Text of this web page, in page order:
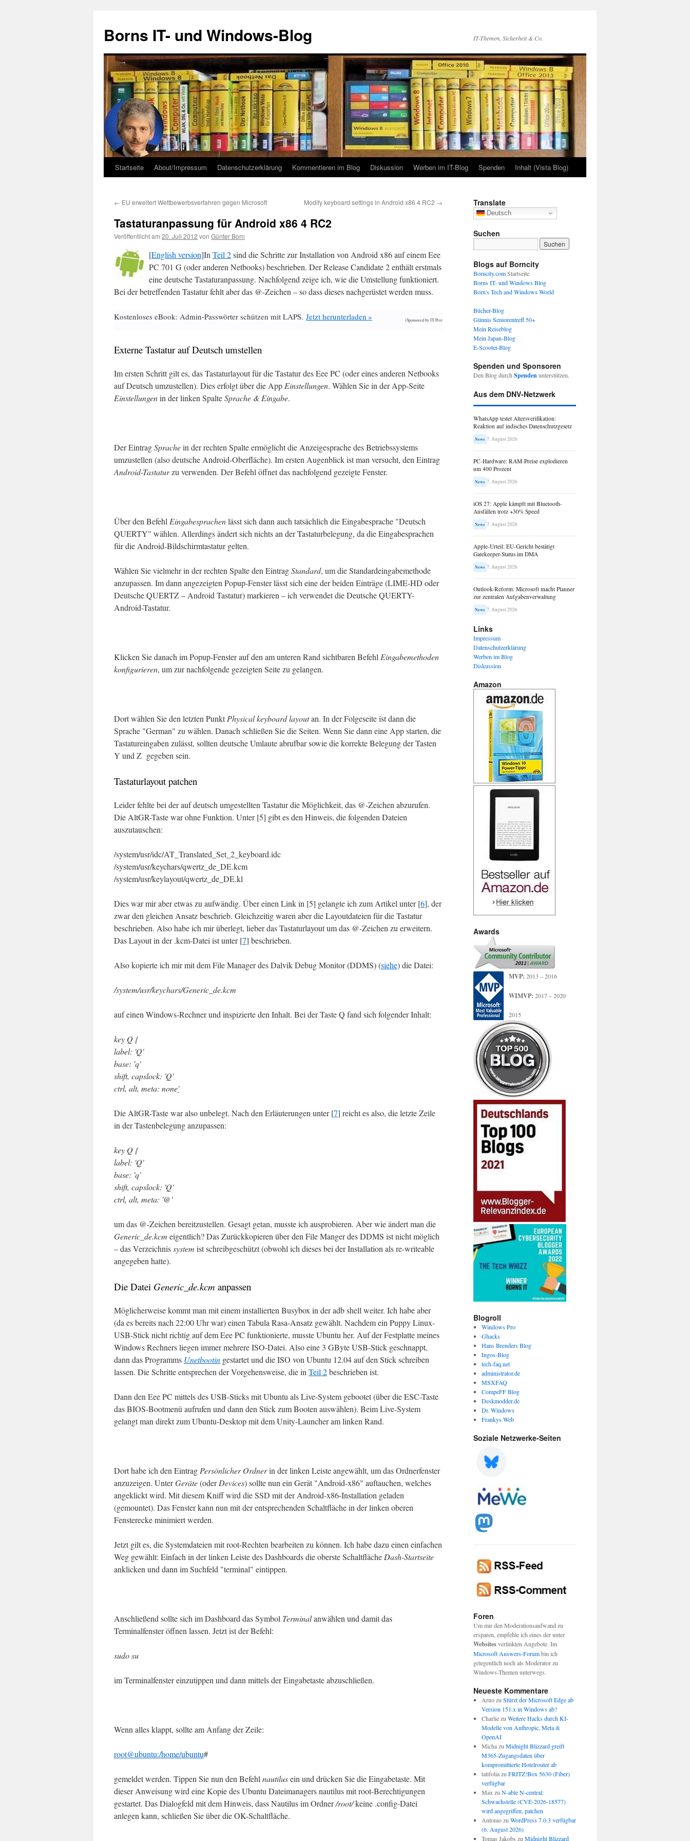
springen
Borns IT- und Windows-Blog IT-Themen, Sicherheit & Co.
Startseite About/Impressum Datenschutzerklärung Kommentieren im Blog Diskussion Werben im IT-Blog Spenden Inhalt (Vista Blog)
← EU erweitert Wettbewerbsverfahren gegen Microsoft Modify keyboard settings in Android x86 4 RC2 →
Tastaturanpassung für Android x86 4 RC2
Veröffentlicht am 20. Juli 2012 von Günter Born
[English version]In Teil 2sind die Schritte zur Installation von Android x86 auf einem Eee
PC 701 G (oder anderen Netbooks) beschrieben. Der Release Candidate 2 enthält erstmals
eine deutsche Tastaturanpassung. Nachfolgend zeige ich, wie die Umstellung funktioniert.
Bei der betreffenden Tastatur fehlt aber das @-Zeichen – so dass dieses nachgerüstet werden muss.
Kostenloses eBook: Admin-Passwörter schützen mit LAPS. Jetzt herunterladen » (Sponsored by IT Pro)
Externe Tastatur auf Deutsch umstellen
Im ersten Schritt gilt es, das Tastaturlayout für die Tastatur des Eee PC (oder eines anderen Netbooks
auf Deutsch umzustellen). Dies erfolgt über die App Einstellungen. Wählen Sie in der App-Seite
Einstellungenin der linken SpalteSprache & Eingabe.
Der EintragSprachein der rechten Spalte ermöglicht die Anzeigesprache des Betriebssystems
umzustellen (also deutsche Android-Oberfläche). Im ersten Augenblick ist man versucht, den Eintrag
Android-Tastaturzu verwenden. Der Befehl öffnet das nachfolgend gezeigte Fenster.
Über den Befehl Eingabesprachenlässt sich dann auch tatsächlich die Eingabesprache "Deutsch
QUERTY" wählen. Allerdings ändert sich nichts an der Tastaturbelegung, da die Eingabesprachen
für die Android-Bildschirmtastatur gelten.
Wählen Sie vielmehr in der rechten Spalte den EintragStandard, um die Standardeingabemethode
anzupassen. Im dann angezeigten Popup-Fenster lässt sich eine der beiden Einträge (LIME-HD oder
Deutsche QUERTZ – Android Tastatur) markieren – ich verwendet die Deutsche QUERTY-
Android-Tastatur.
Klicken Sie danach im Popup-Fenster auf den am unteren Rand sichtbaren Befehl Eingabemethoden
konfigurieren, um zur nachfolgende gezeigten Seite zu gelangen.
Dort wählen Sie den letzten PunktPhysical keyboard layoutan. In der Folgeseite ist dann die
Sprache "German" zu wählen. Danach schließen Sie die Seiten. Wenn Sie dann eine App starten, die
Tastatureingaben zulässt, sollten deutsche Umlaute abrufbar sowie die korrekte Belegung der Tasten
Y und Z gegeben sein.
Tastaturlayout patchen
Leider fehlte bei der auf deutsch umgestellten Tastatur die Möglichkeit, das @-Zeichen abzurufen.
Die AltGR-Taste war ohne Funktion. Unter [5] gibt es den Hinweis, die folgenden Dateien
auszutauschen:
/system/usr/idc/AT_Translated_Set_2_keyboard.idc
/system/usr/keychars/qwertz_de_DE.kcm
/system/usr/keylayout/qwertz_de_DE.kl
Dies war mir aber etwas zu aufwändig. Über einen Link in [5] gelangte ich zum Artikel unter [6], der
zwar den gleichen Ansatz beschrieb. Gleichzeitig waren aber die Layoutdateien für die Tastatur
beschrieben. Also habe ich mir überlegt, lieber das Tastaturlayout um das @-Zeichen zu erweitern.
Das Layout in der .kcm-Datei ist unter [7] beschrieben.
Also kopierte ich mir mit dem File Manager des Dalvik Debug Monitor (DDMS) (siehe) die Datei:
/system/usr/keychars/Generic_de.kcm
auf einen Windows-Rechner und inspizierte den Inhalt. Bei der Taste Q fand sich folgender Inhalt:
key Q {
label: 'Q'
base: 'q'
shift, capslock: 'Q'
ctrl, alt, meta: none'
Die AltGR-Taste war also unbelegt. Nach den Erläuterungen unter [7] reicht es also, die letzte Zeile
in der Tastenbelegung anzupassen:
key Q {
label: 'Q'
base: 'q'
shift, capslock: 'Q'
ctrl, alt, meta: '@'
um das @-Zeichen bereitzustellen. Gesagt getan, musste ich ausprobieren. Aber wie ändert man die
Generic_de.kcm eigentlich? Das Zurückkopieren über den File Manger des DDMS ist nicht möglich
– das Verzeichnissystem ist schreibgeschützt (obwohl ich dieses bei der Installation als re-writeable
angegeben hatte).
Die Datei Generic_de.kcm anpassen
Möglicherweise kommt man mit einem installierten Busybox in der adb shell weiter. Ich habe aber
(da es bereits nach 22:00 Uhr war) einen Tabula Rasa-Ansatz gewählt. Nachdem ein Puppy Linux-
USB-Stick nicht richtig auf dem Eee PC funktionierte, musste Ubuntu her. Auf der Festplatte meines
Windows Rechners liegen immer mehrere ISO-Datei. Also eine 3 GByte USB-Stick geschnappt,
dann das Programms Unetbootin gestartet und die ISO von Ubuntu 12.04 auf den Stick schreiben
lassen. Die Schritte entsprechen der Vorgehensweise, die in Teil 2beschrieben ist.
Dann den Eee PC mittels des USB-Sticks mit Ubuntu als Live-System gebootet (über die ESC-Taste
das BIOS-Bootmenü aufrufen und dann den Stick zum Booten auswählen). Beim Live-System
gelangt man direkt zum Ubuntu-Desktop mit dem Unity-Launcher am linken Rand.
Dort habe ich den Eintrag Persönlicher Ordnerin der linken Leiste angewählt, um das Ordnerfenster
anzuzeigen. UnterGeräte(oderDevices) sollte nun ein Gerät "Android-x86" auftauchen, welches
angeklickt wird. Mit diesem Kniff wird die SSD mit der Android-x86-Installation geladen
(gemountet). Das Fenster kann nun mit der entsprechenden Schaltfläche in der linken oberen
Fensterecke minimiert werden.
Jetzt gilt es, die Systemdateien mit root-Rechten bearbeiten zu können. Ich habe dazu einen einfachen
Weg gewählt: Einfach in der linken Leiste des Dashboards die oberste Schaltfläche Dash-Startseite
anklicken und dann im Suchfeld "terminal" eintippen.
Anschließend sollte sich im Dashboard das Symbol Terminalanwählen und damit das
Terminalfenster öffnen lassen. Jetzt ist der Befehl:
sudo su
im Terminalfenster einzutippen und dann mittels der Eingabetaste abzuschließen.
Wenn alles klappt, sollte am Anfang der Zeile:
root@ubuntu:/home/ubuntu#
gemeldet werden. Tippen Sie nun den Befehl nautilusein und drücken Sie die Eingabetaste. Mit
dieser Anweisung wird eine Kopie des Ubuntu Dateimanagers nautilus mit root-Berechtigungen
gestartet. Das Dialogfeld mit dem Hinweis, dass Nautilus im Ordner/root/keine .config-Datei
anlegen kann, schließen Sie über die OK-Schaltfläche.
Translate
Deutsch
Suchen
Blogs auf Borncity
Borncity.comStartseite
Borns IT- und Windows Blog
Born's Tech and Windows World
Bücher-Blog
Günnis Seniorentreff 50+
Mein Reiseblog
Mein Japan-Blog
E-Scooter-Blog
Spenden und Sponsoren
Den Blog durch Spendenunterstützen.
Aus dem DNV-Netzwerk
WhatsApp testet Altersverifikation:
Reaktion auf indisches Datenschutzgesetz
News 7. August 2026
PC-Hardware: RAM-Preise explodieren
um 400 Prozent
News 7. August 2026
iOS 27: Apple kämpft mit Bluetooth-
Ausfällen trotz +30% Speed
News 7. August 2026
Apple-Urteil: EU-Gericht bestätigt
Gatekeeper-Status im DMA
News 7. August 2026
Outlook-Reform: Microsoft macht Planner
zur zentralen Aufgabenverwaltung
News 7. August 2026
Links
Impressum
Datenschutzerklärung
Werben im Blog
Diskussion
Amazon
Awards
MVP: 2013 – 2016
WIMVP: 2017 – 2020
2015
Blogroll
Windows Pro
Ghacks
Hans Brenders Blog
Ingos-Blog
tech-faq.net
administrator.de
MSXFAQ
CompeFF Blog
Deskmodder.de
Dr. Windows
Frankys Web
Soziale Netzwerke-Seiten
Foren
Um mir den Moderationsaufwand zu
ersparen, empfehle ich eines der unter
Websitesverlinkten Angebote. Im
Microsoft Answers-Forumbin ich
gelegentlich noch als Moderator zu
Windows-Themen unterwegs.
Neueste Kommentare
Arnozu Stürzt der Microsoft Edge ab
Version 151.x in Windows ab?
Charliezu Weitere Hacks durch KI-
Modelle von Anthropic, Meta &
OpenAI
Michazu Midnight Blizzard greift
M365-Zugangsdaten über
kompromittierte Hotelrouter ab
tatifoliazu FRITZ!Box 5630 (Fiber)
verfügbar
Max zu N-able N-central:
Schwachstelle (CVE-2026-18577)
wird angegriffen, patchen
Antoniozu WordPress 7.0.3 verfügbar
(6. August 2026)
Tomas Jakobs zu Midnight Blizzard